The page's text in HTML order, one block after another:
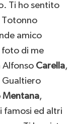
Ti ho sentito
Totonno
amico
di me
Alfonso Carella,
Gualtiero
Mentana,
ed altri